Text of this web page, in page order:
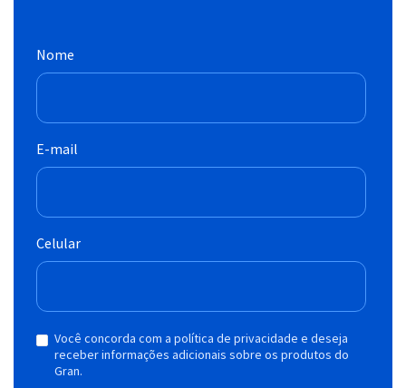
Nome
E-mail
Celular
Você concorda com a política de privacidade e deseja
receber informações adicionais sobre os produtos do
Gran.